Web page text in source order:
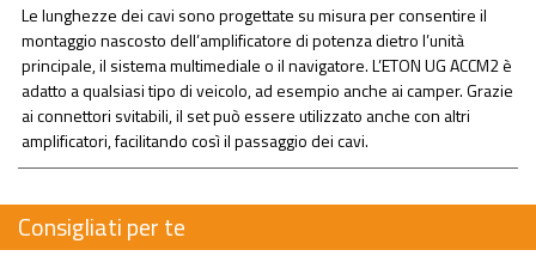
Le lunghezze dei cavi sono progettate su misura per consentire il
montaggio nascosto dell’amplificatore di potenza dietro l’unità
principale, il sistema multimediale o il navigatore. L’ETON UG ACCM2 è
adatto a qualsiasi tipo di veicolo, ad esempio anche ai camper. Grazie
ai connettori svitabili, il set può essere utilizzato anche con altri
amplificatori, facilitando così il passaggio dei cavi.
Consigliati per te